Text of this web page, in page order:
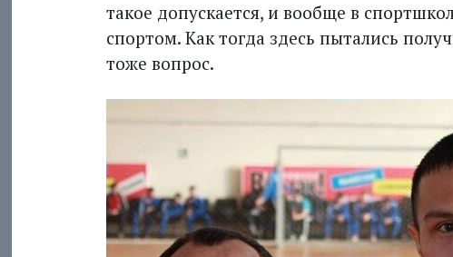
такое допускается, и вообще в
спортом. Как тогда здесь пытались
тоже вопрос.